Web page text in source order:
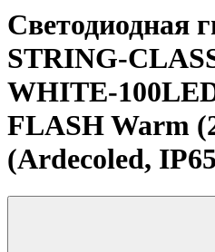
Светодиодная
STRING-
WHITE-
FLASH Warm
(Ardecoled,